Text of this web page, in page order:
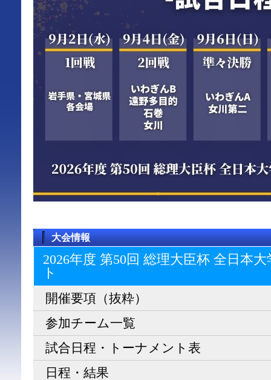
大会情報
2026年度 第50回 総理大臣杯 全日本
ト
開催要項（抜粋）
参加チーム一覧
試合日程・トーナメント表
日程・結果